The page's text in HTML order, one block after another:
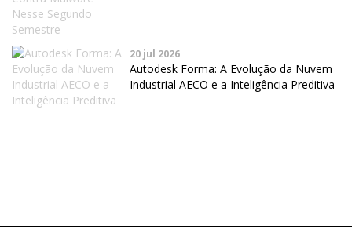
20 jul 2026
Autodesk Forma: A Evolução da Nuvem
Industrial AECO e a Inteligência Preditiva